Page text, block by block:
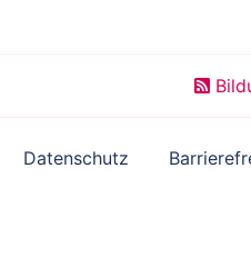
Datenschutz